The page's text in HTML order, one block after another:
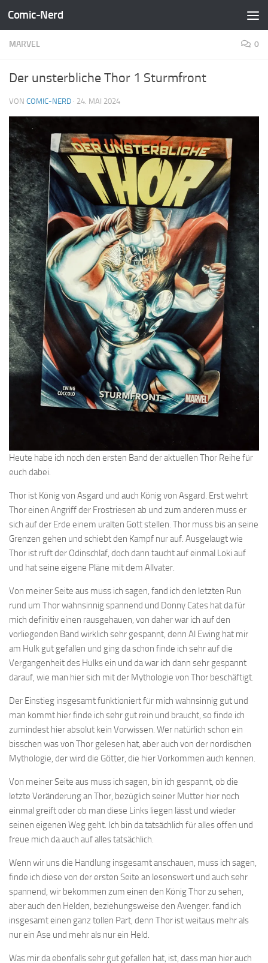
Zum Inhalt springen
Comic-Nerd
MARVEL 0
Der unsterbliche Thor 1 Sturmfront
VON COMIC-NERD · 24. MAI 2024
Heute habe ich noch den ersten Band der aktuellen Thor Reihe für
euch dabei.
Thor ist König von Asgard und auch König von Asgard. Erst wehrt
Thor einen Angriff der Frostriesen ab und zum anderen muss er
sich auf der Erde einem uralten Gott stellen. Thor muss bis an seine
Grenzen gehen und schiebt den Kampf nur auf. Ausgelaugt wie
Thor ist ruft der Odinschlaf, doch dann taucht auf einmal Loki auf
und hat seine eigene Pläne mit dem Allvater.
Von meiner Seite aus muss ich sagen, fand ich den letzten Run
rund um Thor wahnsinnig spannend und Donny Cates hat da für
mich definitiv einen rausgehauen, von daher war ich auf den
vorliegenden Band wirklich sehr gespannt, denn Al Ewing hat mir
am Hulk gut gefallen und ging da schon finde ich sehr auf die
Vergangenheit des Hulks ein und da war ich dann sehr gespannt
darauf, wie man hier sich mit der Mythologie von Thor beschäftigt.
Der Einstieg insgesamt funktioniert für mich wahnsinnig gut und
man kommt hier finde ich sehr gut rein und braucht, so finde ich
zumindest hier absolut kein Vorwissen. Wer natürlich schon ein
bisschen was von Thor gelesen hat, aber auch von der nordischen
Mythologie, der wird die Götter, die hier Vorkommen auch kennen.
Von meiner Seite aus muss ich sagen, bin ich gespannt, ob die
letzte Veränderung an Thor, bezüglich seiner Mutter hier noch
einmal greift oder ob man diese Links liegen lässt und wieder
seinen eigenen Weg geht. Ich bin da tatsächlich für alles offen und
freue mich da auch auf alles tatsächlich.
Wenn wir uns die Handlung insgesamt anschauen, muss ich sagen,
finde ich diese von der ersten Seite an lesenswert und auch sehr
spannend, wir bekommen zum einen den König Thor zu sehen,
aber auch den Helden, beziehungsweise den Avenger. fand ich
insgesamt einen ganz tollen Part, denn Thor ist weitaus mehr als
nur ein Ase und mehr als nur ein Held.
Was mir da ebenfalls sehr gut gefallen hat, ist, dass man hier auch